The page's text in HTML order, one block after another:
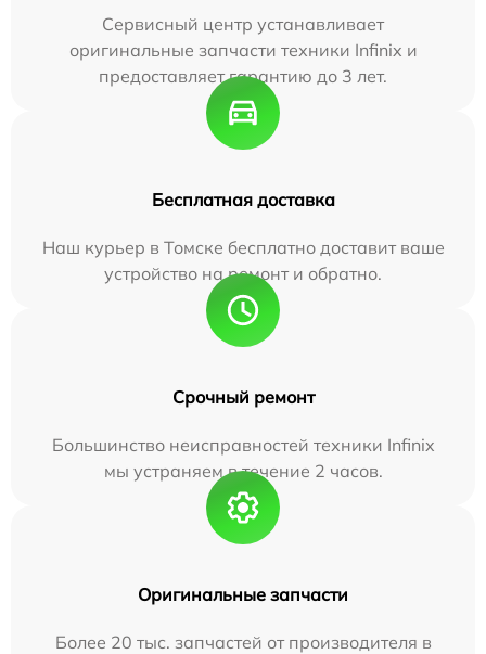
Сервисный центр устанавливает
оригинальные запчасти техники Infinix и
предоставляет гарантию до 3 лет.
Бесплатная доставка
Наш курьер в Томске бесплатно доставит ваше
устройство на ремонт и обратно.
Срочный ремонт
Большинство неисправностей техники Infinix
мы устраняем в течение 2 часов.
Оригинальные запчасти
Более 20 тыс. запчастей от производителя в